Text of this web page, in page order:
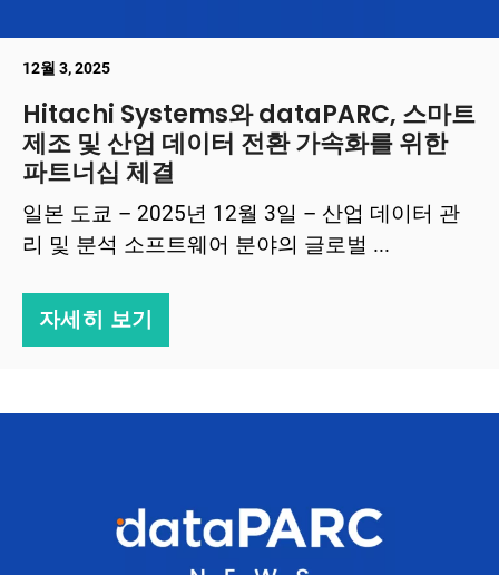
12월 3, 2025
Hitachi Systems와 dataPARC, 스마트
제조 및 산업 데이터 전환 가속화를 위한
파트너십 체결
일본 도쿄 – 2025년 12월 3일 – 산업 데이터 관
리 및 분석 소프트웨어 분야의 글로벌 ...
자세히 보기